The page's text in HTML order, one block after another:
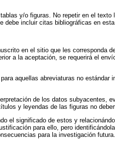
y/o figuras. No repetir en el
debe incluir citas bibliográficas en
en el sitio que les corresponda
a la aceptación, se requerirá el
aquellas abreviaturas no estándar
de los datos subyacentes,
y leyendas de las figuras no
el significado de estos y
para ello, pero
para la investigación